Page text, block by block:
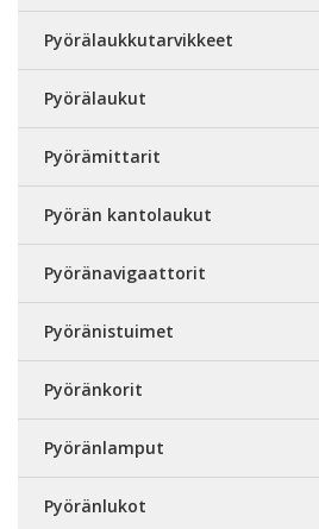
Pyörälaukkutarvikkeet
Pyörälaukut
Pyörämittarit
Pyörän kantolaukut
Pyöränavigaattorit
Pyöränistuimet
Pyöränkorit
Pyöränlamput
Pyöränlukot